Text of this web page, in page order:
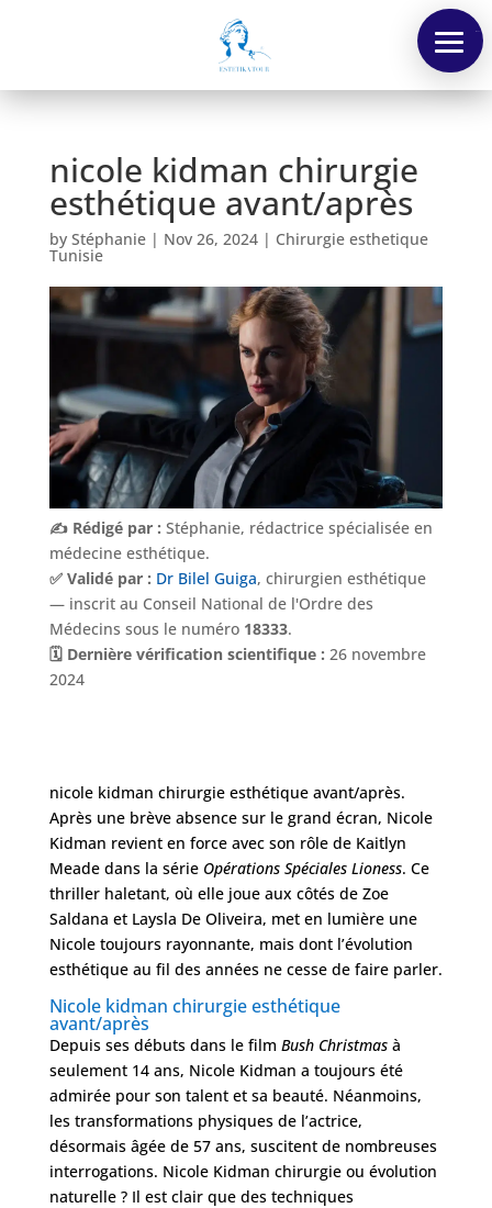
Nos
chirurgies
Obésité
Nos
chirurgiens
FAQ
Services
Nos
cliniques
nicole kidman chirurgie
esthétique avant/après
by Stéphanie| Nov 26, 2024| Chirurgie esthetique
Tunisie
✍️ Rédigé par : Stéphanie, rédactrice spécialisée en
médecine esthétique.
✅ Validé par : Dr Bilel Guiga, chirurgien esthétique
— inscrit au Conseil National de l'Ordre des
Médecins sous le numéro 18333.
🗓️ Dernière vérification scientifique : 26 novembre
2024
nicole kidman chirurgie esthétique avant/après.
Après une brève absence sur le grand écran, Nicole
Kidman revient en force avec son rôle de Kaitlyn
Meade dans la série Opérations Spéciales Lioness. Ce
thriller haletant, où elle joue aux côtés de Zoe
Saldana et Laysla De Oliveira, met en lumière une
Nicole toujours rayonnante, mais dont l’évolution
esthétique au fil des années ne cesse de faire parler.
Nicole kidman chirurgie esthétique
avant/après
Depuis ses débuts dans le film Bush Christmasà
seulement 14 ans, Nicole Kidman a toujours été
admirée pour son talent et sa beauté. Néanmoins,
les transformations physiques de l’actrice,
désormais âgée de 57 ans, suscitent de nombreuses
interrogations. Nicole Kidman chirurgie ou évolution
naturelle ? Il est clair que des techniques